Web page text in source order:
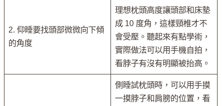
2. 仰睡要找頭部微微向下傾
的角度
理想枕頭高度讓頭部和床墊
成 10 度角，這樣頸椎才不
會受壓。聽起來有點學術，
實際做法可以用手機自拍，
看脖子有沒有明顯被抬高。
側睡試枕頭時，可以用手摸
一摸脖子和肩膀的位置，看